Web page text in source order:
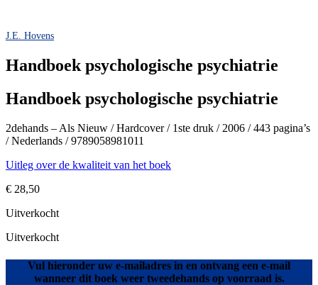
J.E. Hovens
Handboek psychologische psychiatrie
Handboek psychologische psychiatrie
2dehands – Als Nieuw / Hardcover / 1ste druk / 2006 / 443 pagina’s
/ Nederlands / 9789058981011
Uitleg over de kwaliteit van het boek
€ 28,50
Uitverkocht
Uitverkocht
Vul hieronder uw e-mailadres in en ontvang een e-mail
wanneer dit boek weer tweedehands op voorraad is.